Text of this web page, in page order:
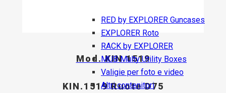
RED by EXPLORER Guncases
EXPLORER Roto
RACK by EXPLORER
MUB Multy Utility Boxes
Valigie per foto e video
Altri contenitori
Mod. KIN.1519
KIN.1519 Ruote D75